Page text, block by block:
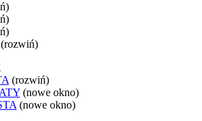
(rozwiń)
(rozwiń)
(nowe okno)
(nowe okno)